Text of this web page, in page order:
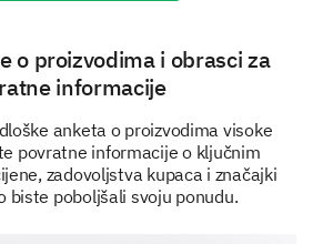
to purchase our product at
Increase Same
Decrease
o proizvodima i obrasci za
informacije
anketa o proizvodima visoke
povratne informacije o ključnim
zadovoljstva kupaca i značajki
biste poboljšali svoju ponudu.